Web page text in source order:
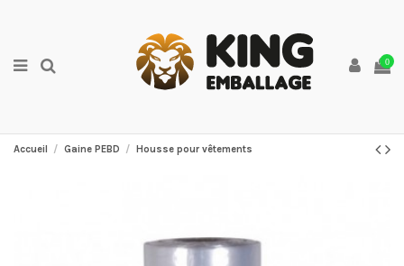
0
Accueil Gaine PEBD Housse pour vêtements